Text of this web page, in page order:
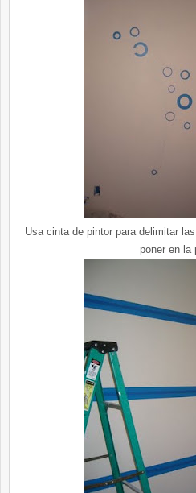
Usa cinta de pintor para delimitar
poner en la